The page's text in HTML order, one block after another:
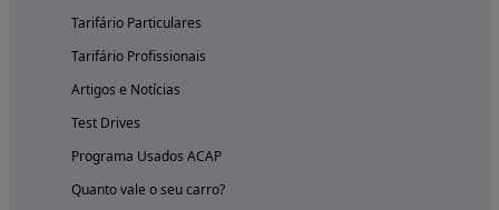
Tarifário Particulares
Tarifário Profissionais
Artigos e Notícias
Test Drives
Programa Usados ACAP
Quanto vale o seu carro?